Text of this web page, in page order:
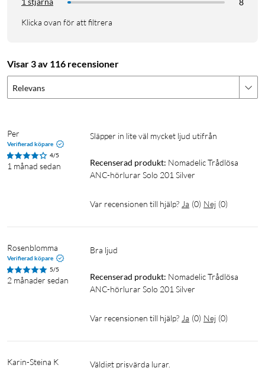
Bluetooth-version: 5.3
Batteritid, ANC AV: 60 h
Räckvidd: ca 10 m
Brusreducering: 20dB+/-3dB
Laddning: 5 V/0,5 A
Noise canceling ANC Kontorsheadset
8
Klicka ovan för att filtrera
Visar 3 av 116 recensioner
Relevans
Per
Verifierad köpare
4/5
1 månad sedan
Släpper in lite väl mycket ljud utifrån
Recenserad produkt: Nomadelic Trådlösa
ANC-hörlurar Solo 201 Silver
Var recensionen till hjälp? Ja (0) Nej (0)
Rosenblomma
Verifierad köpare
5/5
2 månader sedan
Bra ljud
Recenserad produkt: Nomadelic Trådlösa
ANC-hörlurar Solo 201 Silver
Var recensionen till hjälp? Ja (0) Nej (0)
Karin-Steina K